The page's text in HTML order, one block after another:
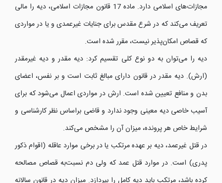
مجازات‌های اسلامی دارد. ماده 17 قانون مجازات اسلامی، دیه را مالی
تعریف می‌کند که در شرع مقدس برای جنایات غیرعمدی و یا در مواردی
که قصاص امکان‌پذیر نیست، مقرر شده است.
دیه را می‌توان به دو نوع کلی تقسیم کرد: دیه مقدر و دیه غیرمقدر
(ارش). دیه مقدر در قانون دارای مبالغ ثابت است و بر نفس، اعضای
بدن و منافع تعیین شده است. ارش در مواردی اعمال می‌شود که برای
آسیب خاصی دیه معینی وجود ندارد و قاضی براساس نظر کارشناسی و
شرایط خاص هر پرونده، میزان آن را مشخص می‌کند.
در قتل غیرعمد، دیه بر عهده مرتکب یا در برخی موارد عاقله (اقوام ذکور
پدری) است. در موارد قتل عمد که ولی دم نسبت‌به قصاص مصالحه
کرده باشد، مرتکب باید دیه کامل را بپردازد. میزان دیه در قانون سالانه